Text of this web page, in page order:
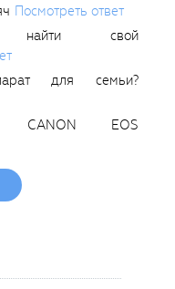
Посмотреть ответ
найти свой
для семьи?
CANON EOS